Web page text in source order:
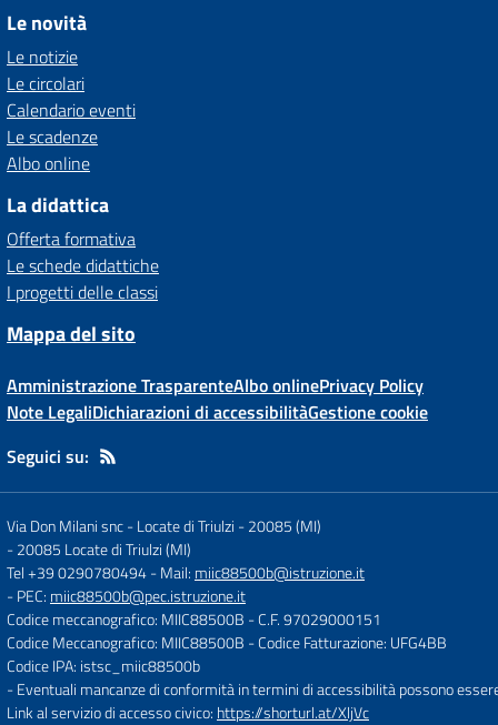
Le novità
Le notizie
Le circolari
Calendario eventi
Le scadenze
Albo online
La didattica
Offerta formativa
Le schede didattiche
I progetti delle classi
Mappa del sito
Amministrazione TrasparenteAlbo onlinePrivacy Policy
Note LegaliDichiarazioni di accessibilitàGestione cookie
Seguici su:
Via Don Milani snc - Locate di Triulzi - 20085 (MI)
-20085 Locate di Triulzi (MI)
Tel +39 0290780494- Mail: miic88500b@istruzione.it
- PEC: miic88500b@pec.istruzione.it
Codice meccanografico: MIIC88500B - C.F. 97029000151
Codice Meccanografico: MIIC88500B - Codice Fatturazione: UFG4BB
Codice IPA: istsc_miic88500b
- Eventuali mancanze di conformità in termini di accessibilità possono
Link al servizio di accesso civico: https://shorturl.at/XljVc